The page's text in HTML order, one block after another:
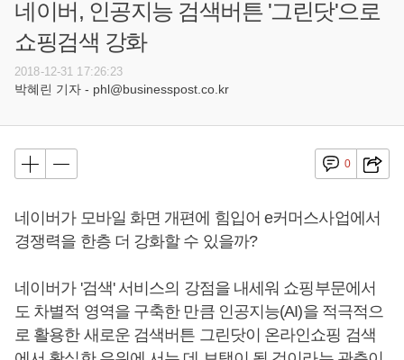
네이버, 인공지능 검색버튼 '그린닷'으로
쇼핑검색 강화
2018-12-31 17:26:23
박혜린 기자 - phl@businesspost.co.kr
0
네이버가 모바일 화면 개편에 힘입어 e커머스사업에서
경쟁력을 한층 더 강화할 수 있을까?
네이버가 '검색' 서비스의 강점을 내세워 쇼핑부문에서
도 차별적 영역을 구축한 만큼 인공지능(AI)을 적극적으
로 활용한 새로운 검색버튼 그린닷이 온라인쇼핑 검색